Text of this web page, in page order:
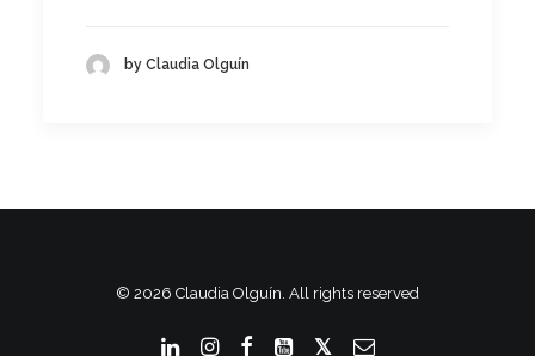
by Claudia Olguín
© 2026 Claudia Olguín. All rights reserved